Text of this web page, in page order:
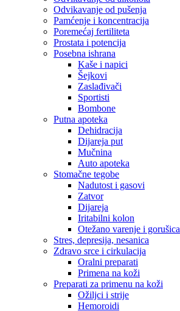
Odvikavanje od pušenja
Pamćenje i koncentracija
Poremećaj fertiliteta
Prostata i potencija
Posebna ishrana
Kaše i napici
Šejkovi
Zaslađivači
Sportisti
Bombone
Putna apoteka
Dehidracija
Dijareja put
Mučnina
Auto apoteka
Stomačne tegobe
Nadutost i gasovi
Zatvor
Dijareja
Iritabilni kolon
Otežano varenje i gorušica
Stres, depresija, nesanica
Zdravo srce i cirkulacija
Oralni preparati
Primena na koži
Preparati za primenu na koži
Ožiljci i strije
Hemoroidi